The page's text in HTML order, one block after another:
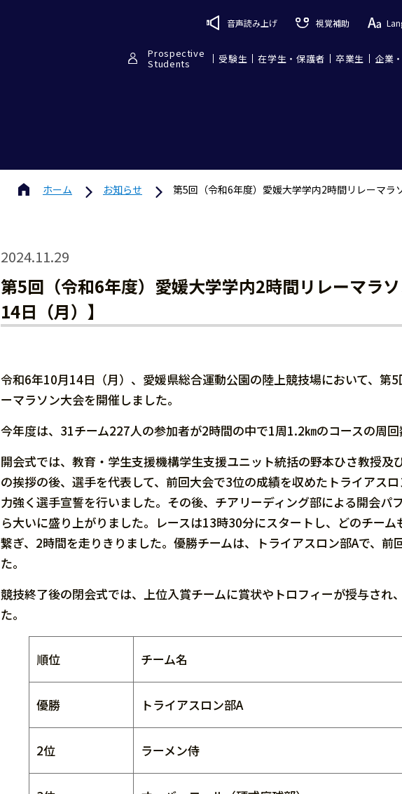
音声読み上げ 視覚補助
Prospective
Students 受験生 在学生・保護者 卒業生 企業
ホーム お知らせ 第5回（令和6年度）愛媛大学学内2時間リレーマラ
2024.11.29
第5回（令和6年度）愛媛大学学内2時間リレーマラ
14日（月）】
令和6年10月14日（月）、愛媛県総合運動公園の陸上競技場において、第
ーマラソン大会を開催しました。
今年度は、31チーム227人の参加者が2時間の中で1周1.2㎞のコースの周回
開会式では、教育・学生支援機構学生支援ユニット統括の野本ひさ教授及
の挨拶の後、選手を代表して、前回大会で3位の成績を収めたトライアス
力強く選手宣誓を行いました。その後、チアリーディング部による開会パ
ら大いに盛り上がりました。レースは13時30分にスタートし、どのチー
繋ぎ、2時間を走りきりました。優勝チームは、トライアスロン部Aで、
た。
競技終了後の閉会式では、上位入賞チームに賞状やトロフィーが授与され
た。
順位 チーム名
優勝 トライアスロン部A
2位 ラーメン侍